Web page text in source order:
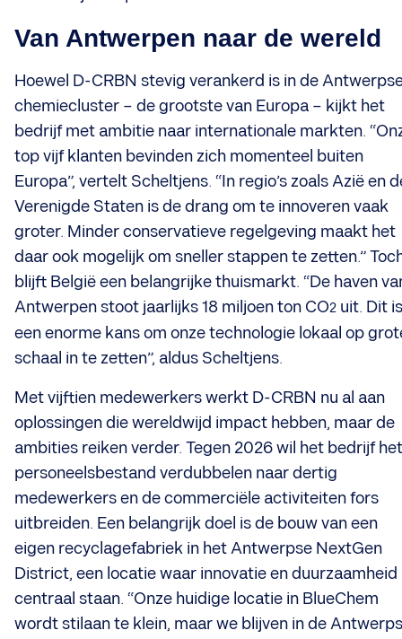
Van Antwerpen naar de wereld
Hoewel D-CRBN stevig verankerd is in de
chemiecluster – de grootste van Europa – kijkt het
bedrijf met ambitie naar internationale markten.
top vijf klanten bevinden zich momenteel buiten
Europa”, vertelt Scheltjens. “In regio’s zoals Azië en
Verenigde Staten is de drang om te innoveren vaak
groter. Minder conservatieve regelgeving maakt het
daar ook mogelijk om sneller stappen te zetten.”
blijft België een belangrijke thuismarkt. “De haven
Antwerpen stoot jaarlijks 18 miljoen ton CO2 uit. Dit is
een enorme kans om onze technologie lokaal op
schaal in te zetten”, aldus Scheltjens.
Met vijftien medewerkers werkt D-CRBN nu al aan
oplossingen die wereldwijd impact hebben, maar de
ambities reiken verder. Tegen 2026 wil het bedrijf het
personeelsbestand verdubbelen naar dertig
medewerkers en de commerciële activiteiten fors
uitbreiden. Een belangrijk doel is de bouw van een
eigen recyclagefabriek in het Antwerpse NextGen
District, een locatie waar innovatie en duurzaamheid
centraal staan. “Onze huidige locatie in BlueChem
wordt stilaan te klein, maar we blijven in de